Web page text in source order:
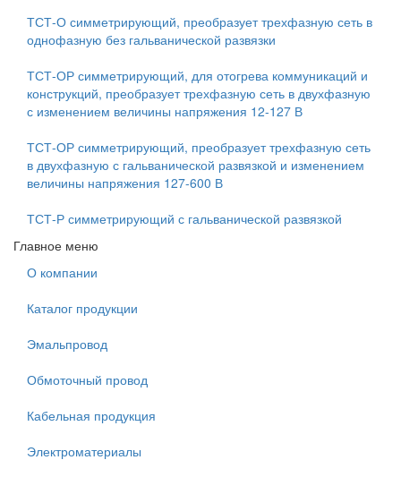
ТСТ-О симметрирующий, преобразует трехфазную сеть в
однофазную без гальванической развязки
ТСТ-ОР симметрирующий, для отогрева коммуникаций и
конструкций, преобразует трехфазную сеть в двухфазную
с изменением величины напряжения 12-127 В
ТСТ-ОР симметрирующий, преобразует трехфазную сеть
в двухфазную с гальванической развязкой и изменением
величины напряжения 127-600 В
ТСТ-Р симметрирующий с гальванической развязкой
Главное меню
О компании
Каталог продукции
Эмальпровод
Обмоточный провод
Кабельная продукция
Электроматериалы